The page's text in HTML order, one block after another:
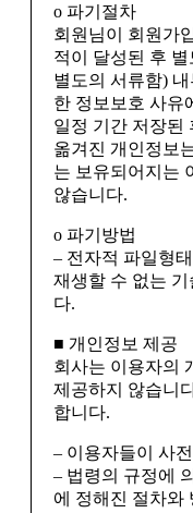
ο 파기절차
회원님이 회원가
적이 달성된 후
별도의 서류함)
한 정보보호 사유
일정 기간 저장된
옮겨진 개인정보
는 보유되어지는
않습니다.
ο 파기방법
– 전자적 파일형
재생할 수 없는
다.
■ 개인정보 제공
회사는 이용자의
제공하지 않습니
합니다.
– 이용자들이 사
– 법령의 규정에
에 정해진 절차와